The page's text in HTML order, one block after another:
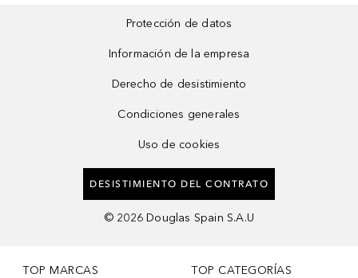
Protección de datos
Información de la empresa
Derecho de desistimiento
Condiciones generales
Uso de cookies
DESISTIMIENTO DEL CONTRATO
© 2026 Douglas Spain S.A.U
TOP MARCAS TOP CATEGORÍAS